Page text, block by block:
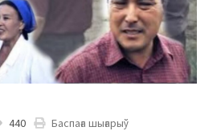
440 Баспаға шығарыў